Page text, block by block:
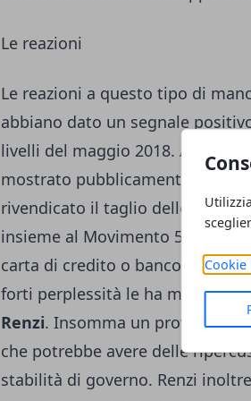
Cookie
Le reazioni
Le reazioni a questo tipo di
abbiano dato un segnale
livelli del maggio 2018.
mostrato pubblicamente piena
rivendicato il taglio delle tasse
insieme al Movimento 5 Stelle
carta di credito o bancomat, per
forti perplessità le ha mostrate
Renzi. Insomma un
che potrebbe avere delle
stabilità di governo. Renzi